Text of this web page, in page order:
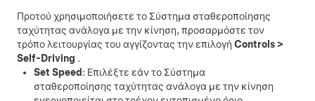
Προτού χρησιμοποιήσετε το Σύστημα σταθεροποίησης
ταχύτητας ανάλογα με την κίνηση, προσαρμόστε τον
τρόπο λειτουργίας του αγγίζοντας την επιλογή Controls >
Self-Driving .
Set Speed : Επιλέξτε εάν το Σύστημα
σταθεροποίησης ταχύτητας ανάλογα με την κίνηση